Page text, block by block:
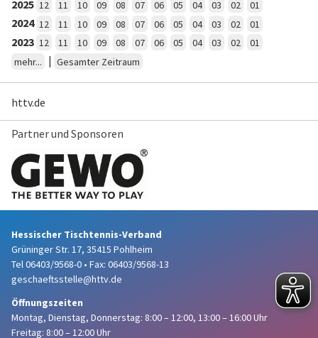
2025 12 11 10 09 08 07 06 05 04 03 02 01
2024 12 11 10 09 08 07 06 05 04 03 02 01
2023 12 11 10 09 08 07 06 05 04 03 02
01
mehr...
| Gesamter Zeitraum
httv.de
Partner und Sponsoren
Hessischer Tischtennis-Verband
Grüninger Str. 17, 35415 Pohlheim
Tel 06403/9568-0 • Fax: 06403/9568-13
geschaeftsstelle@httv.de
Öffnungszeiten
Montag, Dienstag, Donnerstag: 8:00 – 12:00, 13:00 – 16:00 Uhr
Freitag: 8:00 – 12:00 Uhr